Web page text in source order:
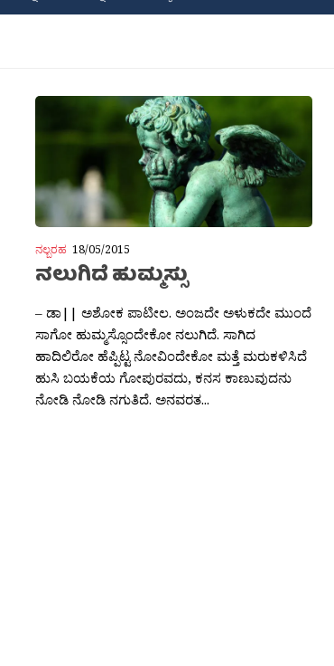
ನಲ್ಬರಹ 18/05/2015
ನಲುಗಿದೆ ಹುಮ್ಮಸ್ಸು
– ಡಾ|| ಅಶೋಕ ಪಾಟೀಲ. ಅಂಜದೇ ಅಳುಕದೇ ಮುಂದೆ
ಸಾಗೋ ಹುಮ್ಮಸ್ಸೊಂದೇಕೋ ನಲುಗಿದೆ. ಸಾಗಿದ
ಹಾದಿಲಿರೋ ಹೆಪ್ಪಿಟ್ಟ ನೋವಿಂದೇಕೋ ಮತ್ತೆ ಮರುಕಳಿಸಿದೆ
ಹುಸಿ ಬಯಕೆಯ ಗೋಪುರವದು, ಕನಸ ಕಾಣುವುದನು
ನೋಡಿ ನೋಡಿ ನಗುತಿದೆ. ಅನವರತ...